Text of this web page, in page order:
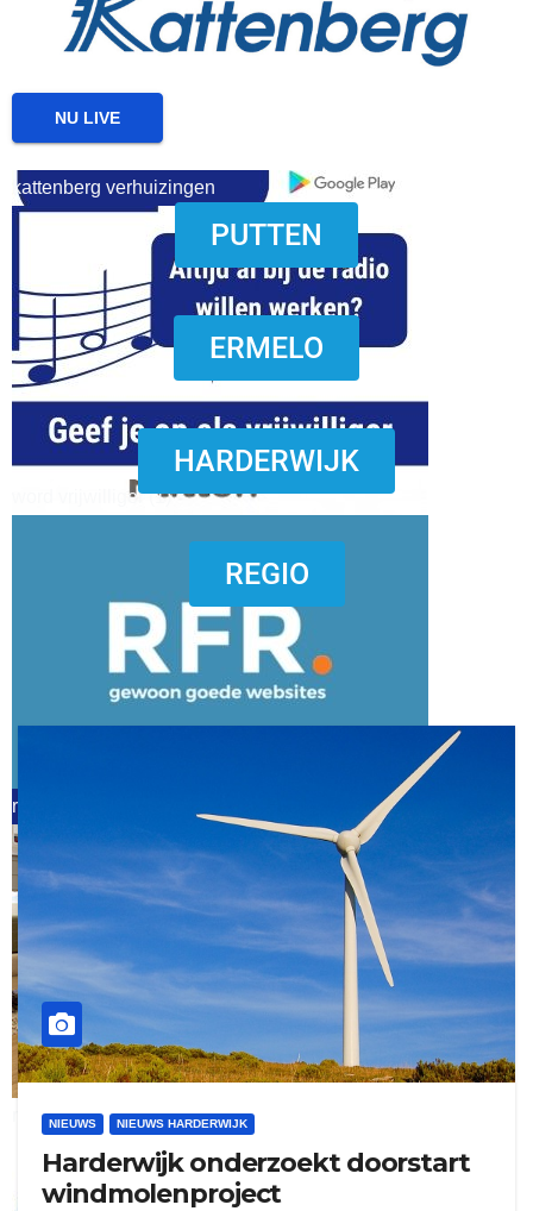
download onzze App
word vrijwilliger (1)
zielman
kattenberg verhuizingen
word vrijwilliger (1)
refreshed webdesign putten
ruitengaparket
NU LIVE
PUTTEN
ERMELO
HARDERWIJK
REGIO
NIEUWS NIEUWS HARDERWIJK
Harderwijk onderzoekt doorstart
windmolenproject